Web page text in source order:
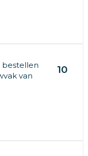
bestellen
van
10